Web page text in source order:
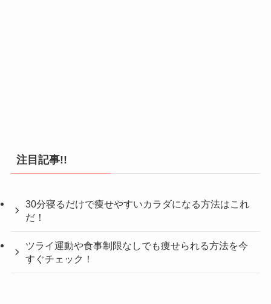
注目記事!!
30分寝るだけで痩せやすいカラダになる方法はこれ
だ！
ツライ運動や食事制限なしでも痩せられる方法を今
すぐチェック！